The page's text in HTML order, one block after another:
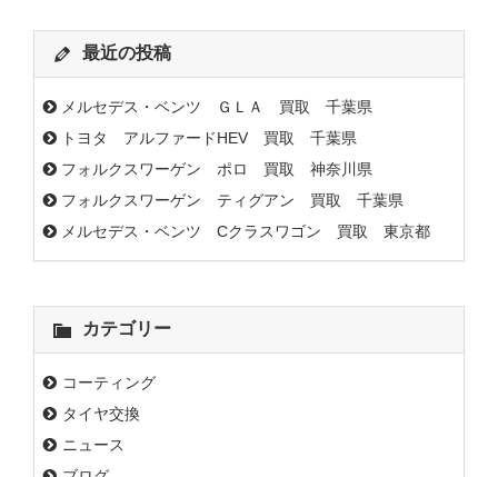
最近の投稿
メルセデス・ベンツ ＧＬＡ 買取 千葉県
トヨタ アルファードHEV 買取 千葉県
フォルクスワーゲン ポロ 買取 神奈川県
フォルクスワーゲン ティグアン 買取 千葉県
メルセデス・ベンツ Cクラスワゴン 買取 東京都
カテゴリー
コーティング
タイヤ交換
ニュース